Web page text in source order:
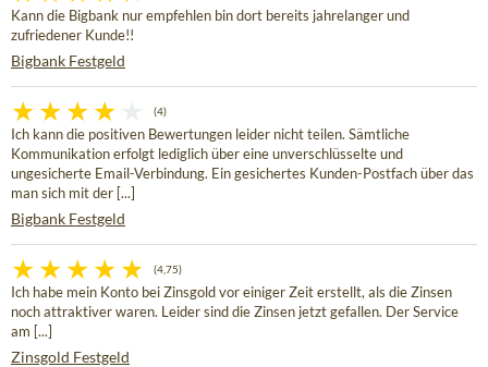
Kann die Bigbank nur empfehlen bin dort bereits jahrelanger und
zufriedener Kunde!!
Bigbank Festgeld
(4)
Ich kann die positiven Bewertungen leider nicht teilen. Sämtliche
Kommunikation erfolgt lediglich über eine unverschlüsselte und
ungesicherte Email-Verbindung. Ein gesichertes Kunden-Postfach über das
man sich mit der [...]
Bigbank Festgeld
(4,75)
Ich habe mein Konto bei Zinsgold vor einiger Zeit erstellt, als die Zinsen
noch attraktiver waren. Leider sind die Zinsen jetzt gefallen. Der Service
am [...]
Zinsgold Festgeld